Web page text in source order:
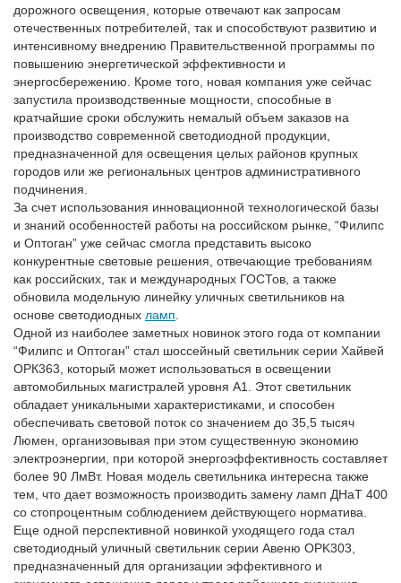
дорожного освещения, которые отвечают как запросам
отечественных потребителей, так и способствуют развитию и
интенсивному внедрению Правительственной программы по
повышению энергетической эффективности и
энергосбережению. Кроме того, новая компания уже сейчас
запустила производственные мощности, способные в
кратчайшие сроки обслужить немалый объем заказов на
производство современной светодиодной продукции,
предназначенной для освещения целых районов крупных
городов или же региональных центров административного
подчинения.
За счет использования инновационной технологической базы
и знаний особенностей работы на российском рынке, “Филипс
и Оптоган” уже сейчас смогла представить высоко
конкурентные световые решения, отвечающие требованиям
как российских, так и международных ГОСТов, а также
обновила модельную линейку уличных светильников на
основе светодиодных ламп
Одной из наиболее заметных новинок этого года от компании
“Филипс и Оптоган” стал шоссейный светильник серии Хайвей
ОРК363, который может использоваться в освещении
автомобильных магистралей уровня А1. Этот светильник
обладает уникальными характеристиками, и способен
обеспечивать световой поток со значением до 35,5 тысяч
Люмен, организовывая при этом существенную экономию
электроэнергии, при которой энергоэффективность составляет
более 90 ЛмВт. Новая модель светильника интересна также
тем, что дает возможность производить замену ламп ДНаТ 400
со стопроцентным соблюдением действующего норматива.
Еще одной перспективной новинкой уходящего года стал
светодиодный уличный светильник серии Авеню OPK303,
предназначенный для организации эффективного и